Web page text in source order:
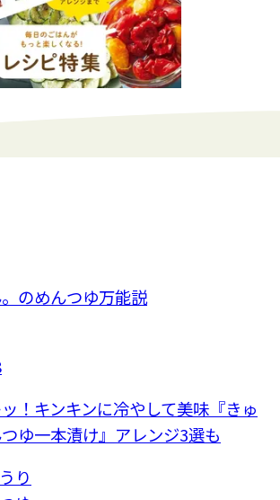
のめんつゆ万能説
！キンキンに冷やして美味『きゅ
ゆ一本漬け』アレンジ3選も
り